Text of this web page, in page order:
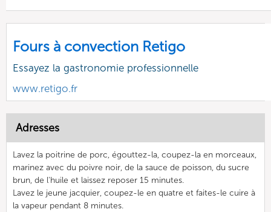
Fours à convection Retigo
Essayez la gastronomie professionnelle
www.retigo.fr
Adresses
Lavez la poitrine de porc, égouttez-la, coupez-la en morceaux,
marinez avec du poivre noir, de la sauce de poisson, du sucre
brun, de l'huile et laissez reposer 15 minutes.
Lavez le jeune jacquier, coupez-le en quatre et faites-le cuire à
la vapeur pendant 8 minutes.